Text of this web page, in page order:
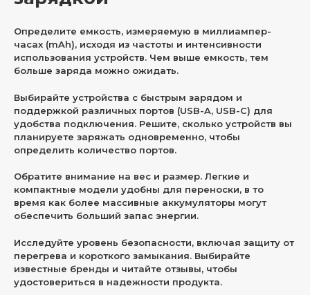
Определите емкость, измеряемую в миллиампер-
часах (mAh), исходя из частоты и интенсивности
использования устройств. Чем выше емкость, тем
больше заряда можно ожидать.
Выбирайте устройства с быстрым зарядом и
поддержкой различных портов (USB-A, USB-C) для
удобства подключения. Решите, сколько устройств вы
планируете заряжать одновременно, чтобы
определить количество портов.
Обратите внимание на вес и размер. Легкие и
компактные модели удобны для переноски, в то
время как более массивные аккумуляторы могут
обеспечить больший запас энергии.
Исследуйте уровень безопасности, включая защиту от
перегрева и короткого замыкания. Выбирайте
известные бренды и читайте отзывы, чтобы
удостовериться в надежности продукта.